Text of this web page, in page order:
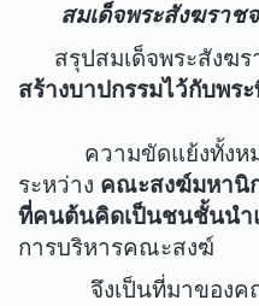
สมเด็จพระสังฆราชจ
สรุปสมเด็จพระสังฆร
สร้างบาปกรรมไว้กับพร
ความขัดแย้งทั้งหมดทั้
ระหว่าง คณะสงฆ์มหานิ
ที่คนต้นคิดเป็นชนชั้นนำ
การบริหารคณะสงฆ์
จึงเป็นที่มาของคณะ